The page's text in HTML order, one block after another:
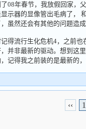
08年春节，我放假回家，
示器的显像管出毛病了，
虽然还会有其他的问题造成
得流行生化危机4，之前
并非最新的驱动。想到这
记得我之前装的是最新的，
‹‹ 1